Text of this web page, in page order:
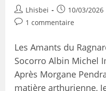
Lhisbei 10/03/2026
1 commentaire
Les Amants du
Socorro Albin Michel
Après Morgane
matière arthurienne,